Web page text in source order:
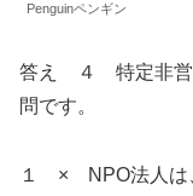
Penguinペンギン
答え ４ 特定非営
問です。
１ × NPO法人は